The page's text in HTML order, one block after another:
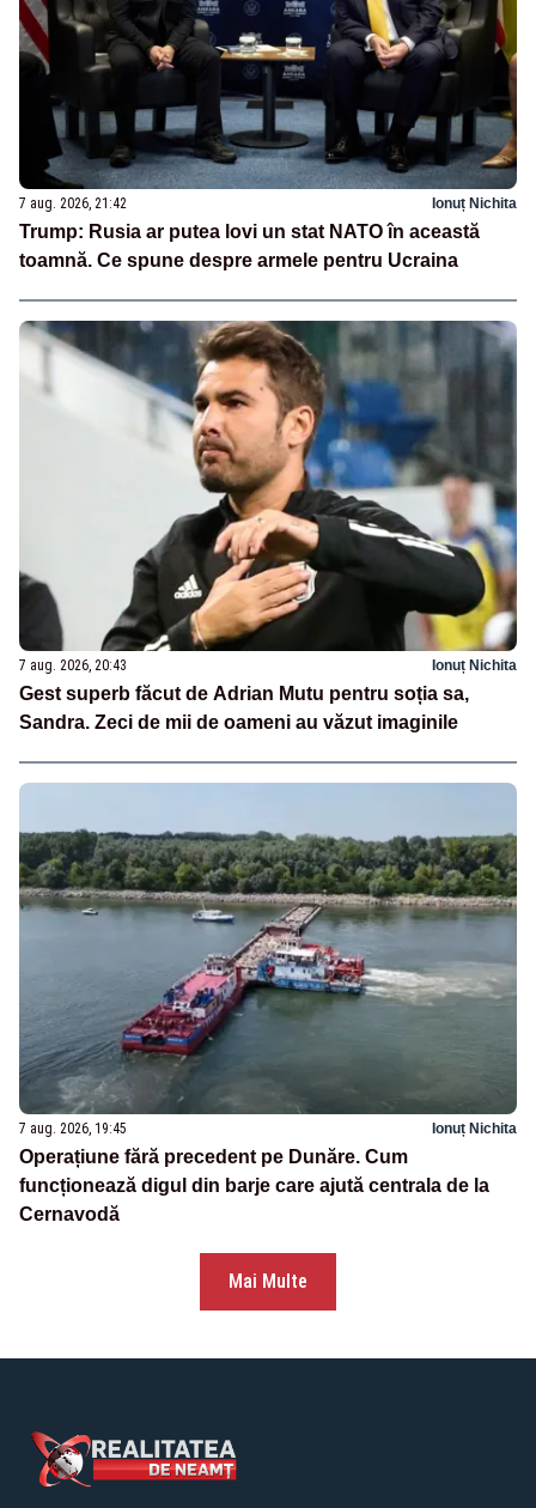
7 aug. 2026, 21:42 Ionuț Nichita
Trump: Rusia ar putea lovi un stat NATO în această
toamnă. Ce spune despre armele pentru Ucraina
7 aug. 2026, 20:43 Ionuț Nichita
Gest superb făcut de Adrian Mutu pentru soția sa,
Sandra. Zeci de mii de oameni au văzut imaginile
7 aug. 2026, 19:45 Ionuț Nichita
Operațiune fără precedent pe Dunăre. Cum
funcționează digul din barje care ajută centrala de la
Cernavodă
Mai Multe